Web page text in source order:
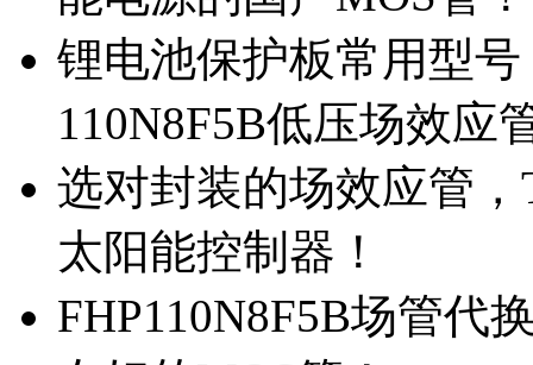
锂电池保护板常用型
110N8F5B低压场效应
选对封装的场效应管
太阳能控制器！
FHP110N8F5B场管代